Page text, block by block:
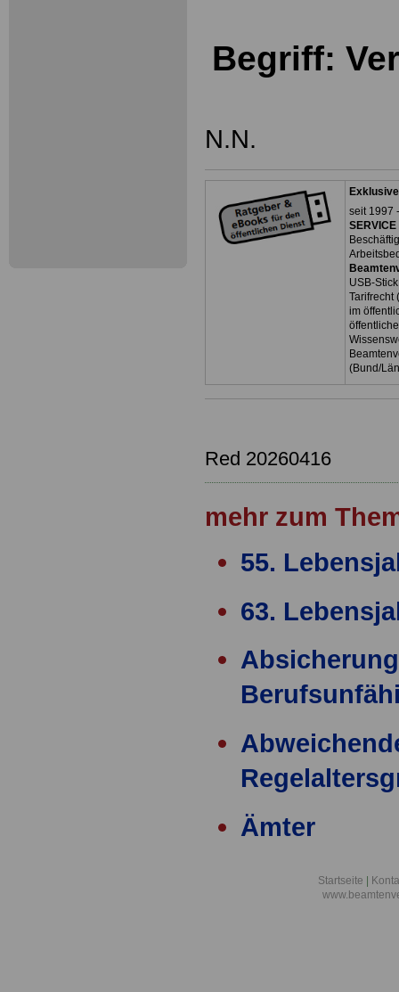
Begriff:
N.N.
seit 1997
USB-
Tarifrecht
im
(Bund/
Red 20260416
mehr zum
55.
63.
Ämter
Startseite